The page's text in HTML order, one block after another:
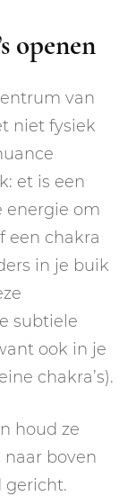
openen
van
niet fysiek
et is een
energie om
een chakra
in je buik
subtiele
ook in je
chakra’s).
houd ze
boven
gericht.